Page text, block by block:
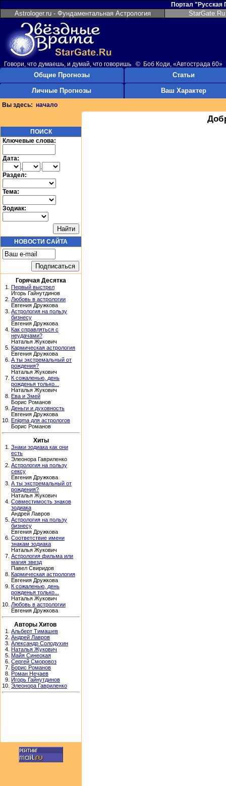
Портал "Русская
Astrologer.ru - Фундаментальная Астрология
Говори, что думаешь, и думай, что говоришь © Боб Коди, «Автострада 60»
Общие Прогнозы
Личные Прогнозы
Статьи
Ваш Характер
Вы здесь: начало
ПОИСК
Ключевые слова:
Дата:
.
.
Раздел:
Тема:
Зодиак:
НОВОСТИ САЙТА
Горячая Десятка
1. Первый выстрел
Игорь Гайнутдинов
2. Любовь в астрологии
Евгения Дружкова
3. Астрология на пользу
бизнесу
Евгения Дружкова
4. Как справляться с
неудачами?
Наталья Жукович
5. Кармическая астрология
Евгения Дружкова
6. А ты экстремальный от
рождения?
Наталья Жукович
7. К сожаленью, день
рожденья только...
Наталья Жукович
8. Ева и Змей
Борис Романов
9. Деньги и духовность
Евгения Дружкова
10. Enigma для астрологов
Борис Романов
Хиты
1. Знаки зодиака как они
есть
Элеонора Гавриленко
2. Астрология на пользу
сексу
Евгения Дружкова
3. А ты экстремальный от
рождения?
Наталья Жукович
4. Совместимость знаков
зодиака
Андрей Лавров
5. Астрология на пользу
бизнесу
Евгения Дружкова
6. Соответствие имени
знакам зодиака
Наталья Жукович
7. Астрология фильма или
магия звезд
Павел Свиридов
8. Кармическая астрология
Евгения Дружкова
9. К сожаленью, день
рожденья только...
Наталья Жукович
10. Любовь в астрологии
Евгения Дружкова
Авторы Хитов
1. Альберт Тимашев
2. Андрей Лавров
3. Александр Солодухин
4. Наталья Жукович
5. Майя Синеокая
6. Сергей Сморовоз
7. Борис Романов
8. Роман Нечаев
9. Игорь Гайнутдинов
10. Элеонора Гавриленко